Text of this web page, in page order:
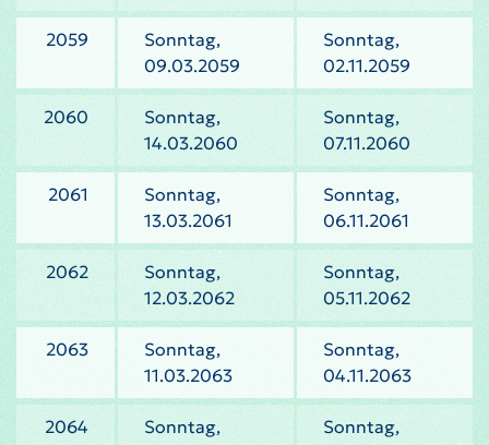
2059
Sonntag,
09.03.2059
Sonntag,
02.11.2059
2060
Sonntag,
14.03.2060
Sonntag,
07.11.2060
2061
Sonntag,
13.03.2061
Sonntag,
06.11.2061
2062
Sonntag,
12.03.2062
Sonntag,
05.11.2062
2063
Sonntag,
11.03.2063
Sonntag,
04.11.2063
2064
Sonntag,
Sonntag,